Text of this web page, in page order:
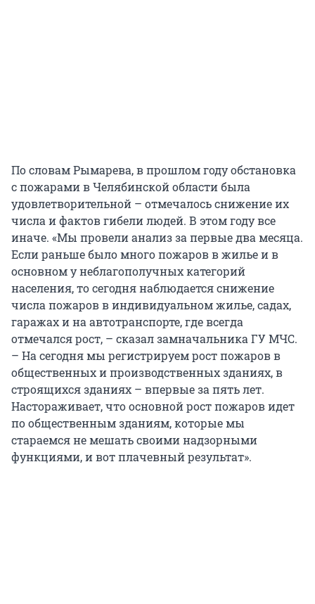
По словам Рымарева, в прошлом году обстановка
с пожарами в Челябинской области была
удовлетворительной – отмечалось снижение их
числа и фактов гибели людей. В этом году все
иначе. «Мы провели анализ за первые два месяца.
Если раньше было много пожаров в жилье и в
основном у неблагополучных категорий
населения, то сегодня наблюдается снижение
числа пожаров в индивидуальном жилье, садах,
гаражах и на автотранспорте, где всегда
отмечался рост, – сказал замначальника ГУ МЧС.
– На сегодня мы регистрируем рост пожаров в
общественных и производственных зданиях, в
строящихся зданиях – впервые за пять лет.
Настораживает, что основной рост пожаров идет
по общественным зданиям, которые мы
стараемся не мешать своими надзорными
функциями, и вот плачевный результат».